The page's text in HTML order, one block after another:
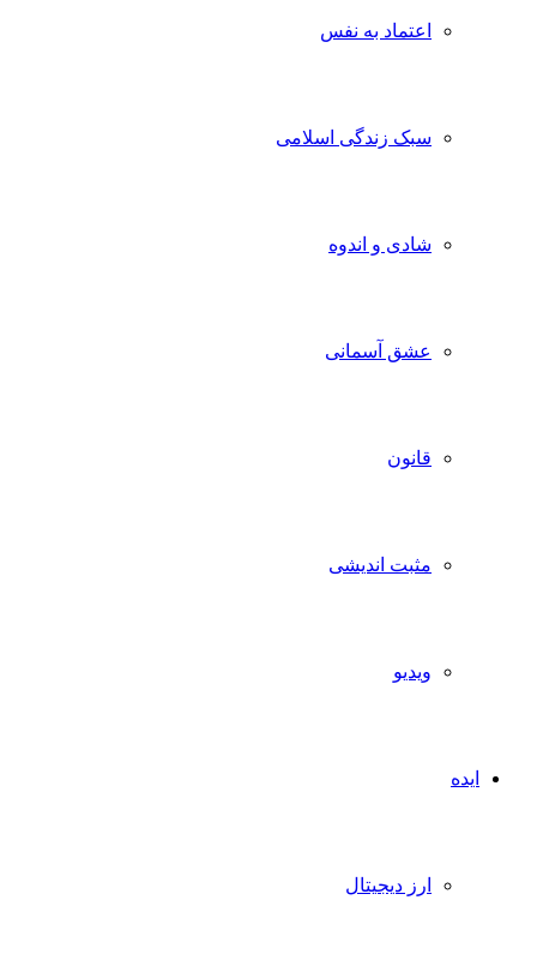
اعتماد به نفس
سبک زندگی اسلامی
شادی و اندوه
عشق آسمانی
قانون
مثبت اندیشی
ویدیو
ایده
ارز دیجیتال